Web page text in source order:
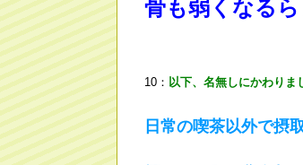
骨も弱くなる
10： 以下、名無しにかわりま
日常の喫茶以外で摂